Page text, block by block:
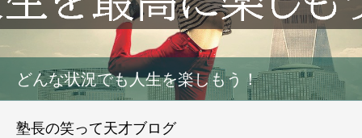
どんな状況でも人生を楽しもう！
塾長の笑って天才ブログ
指導方針
HGM